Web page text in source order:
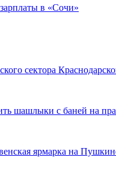
в «Сочи»
сектора
шашлыки с баней на
ярмарка на